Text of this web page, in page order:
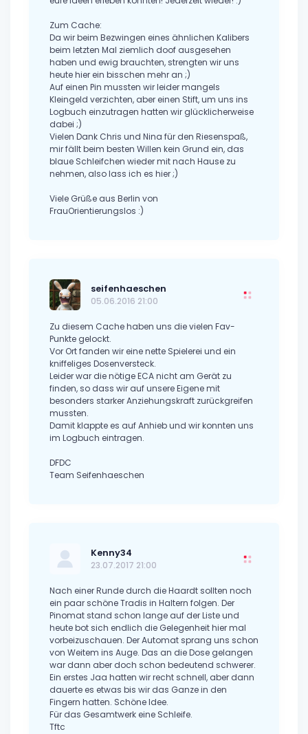
Zum Cache:
Da wir beim Bezwingen eines ähnlichen Kalibers
beim letzten Mal ziemlich doof ausgesehen
haben und ewig brauchten, strengten wir uns
heute hier ein bisschen mehr an ;)
Auf einen Pin mussten wir leider mangels
Kleingeld verzichten, aber einen Stift, um uns ins
Logbuch einzutragen hatten wir glücklicherweise
dabei ;)
Vielen Dank Chris und Nina für den Riesenspaß,
mir fällt beim besten Willen kein Grund ein, das
blaue Schleifchen wieder mit nach Hause zu
nehmen, also lass ich es hier ;)
Viele Grüße aus Berlin von
FrauOrientierungslos :)
seifenhaeschen
05.06.2016 21:00
Zu diesem Cache haben uns die vielen Fav-
Punkte gelockt.
Vor Ort fanden wir eine nette Spielerei und ein
kniffeliges Dosenversteck.
Leider war die nötige ECA nicht am Gerät zu
finden, so dass wir auf unsere Eigene mit
besonders starker Anziehungskraft zurückgreifen
mussten.
Damit klappte es auf Anhieb und wir konnten uns
im Logbuch eintragen.
DFDC
Team Seifenhaeschen
Kenny34
23.07.2017 21:00
Nach einer Runde durch die Haardt sollten noch
ein paar schöne Tradis in Haltern folgen. Der
Pinomat stand schon lange auf der Liste und
heute bot sich endlich die Gelegenheit hier mal
vorbeizuschauen. Der Automat sprang uns schon
von Weitem ins Auge. Das an die Dose gelangen
war dann aber doch schon bedeutend schwerer.
Ein erstes Jaa hatten wir recht schnell, aber dann
dauerte es etwas bis wir das Ganze in den
Fingern hatten. Schöne Idee.
Für das Gesamtwerk eine Schleife.
Tftc